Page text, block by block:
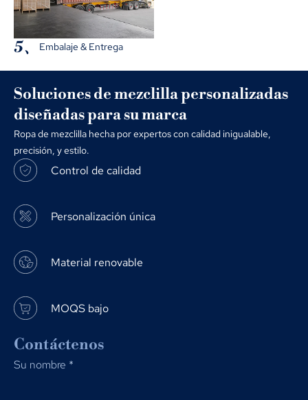
5、 Embalaje & Entrega
Soluciones de mezclilla personalizadas
diseñadas para su marca
Ropa de mezclilla hecha por expertos con calidad inigualable,
precisión, y estilo.
Control de calidad
Personalización única
Material renovable
MOQS bajo
Contáctenos
Su nombre *